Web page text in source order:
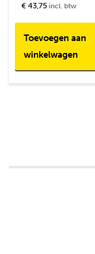
€ 43,75 incl. btw
Toevoegen aan
winkelwagen